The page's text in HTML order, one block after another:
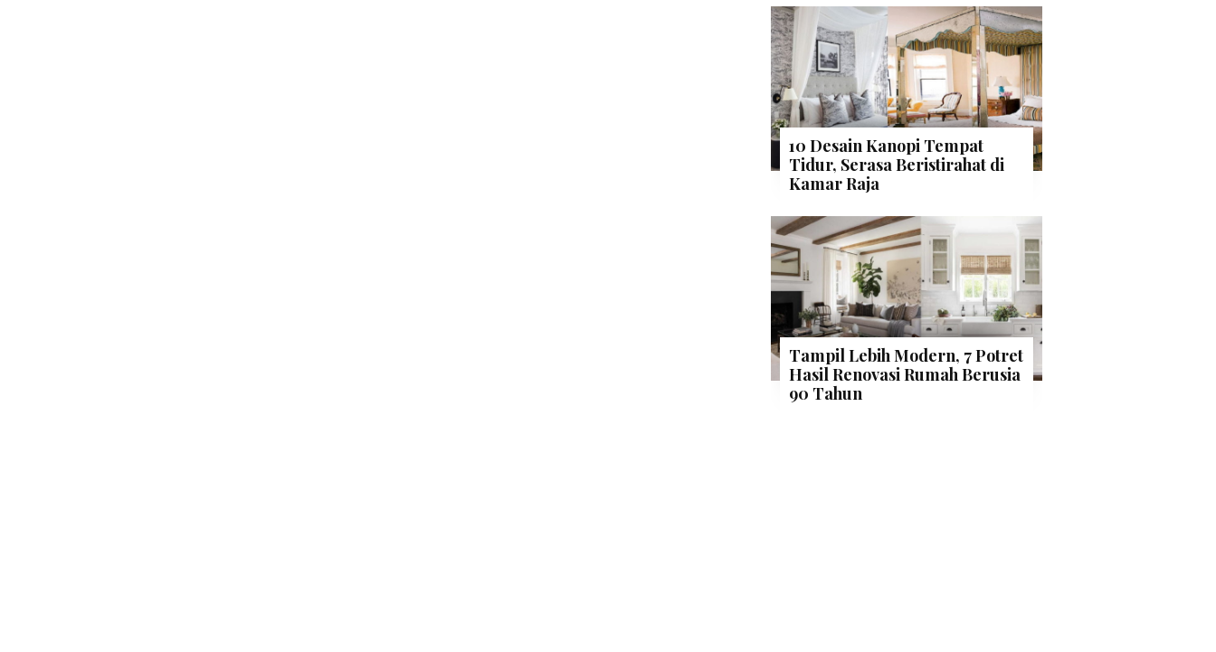
10 Desain Kanopi Tempat
Tidur, Serasa Beristirahat di
Kamar Raja
Tampil Lebih Modern, 7 Potret
Hasil Renovasi Rumah Berusia
90 Tahun